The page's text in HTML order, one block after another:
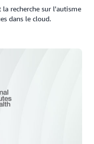
la recherche sur l'autisme
dans le cloud.